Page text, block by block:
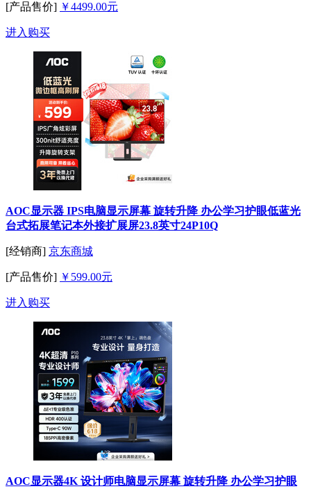
[产品售价] ￥4499.00元
进入购买
AOC显示器 IPS电脑显示屏幕 旋转升降 办公学习护眼低蓝光
台式拓展笔记本外接扩展屏23.8英寸24P10Q
[经销商] 京东商城
[产品售价] ￥599.00元
进入购买
AOC显示器4K 设计师电脑显示屏幕 旋转升降 办公学习护眼